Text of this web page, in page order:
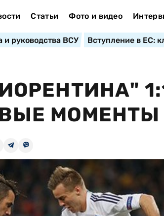
Статьи Фото и видео
и руководства ВСУ Вступление в ЕС:
МОМЕНТЫ